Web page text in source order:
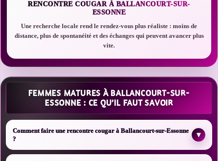
RENCONTRE COUGAR À BALLANCOURT-SUR-
ESSONNE
Une recherche locale rend le rendez-vous plus réaliste : moins de
distance, plus de spontanéité et des échanges qui peuvent avancer plus
vite.
FEMMES MATURES À BALLANCOURT-SUR-
ESSONNE : CE QU’IL FAUT SAVOIR
Comment faire une rencontre cougar à Ballancourt-sur-Essonne
?
▾